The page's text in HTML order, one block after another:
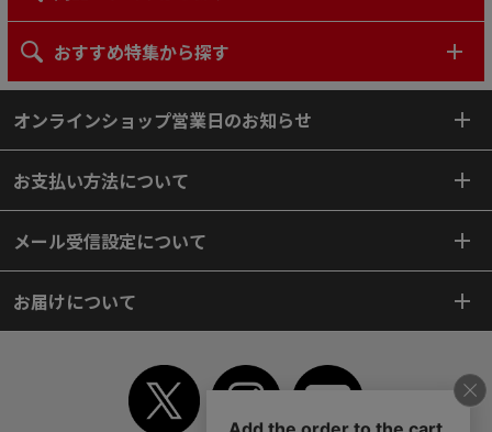
おすすめ特集から探す
オンラインショップ営業日のお知らせ
お支払い方法について
メール受信設定について
お届けについて